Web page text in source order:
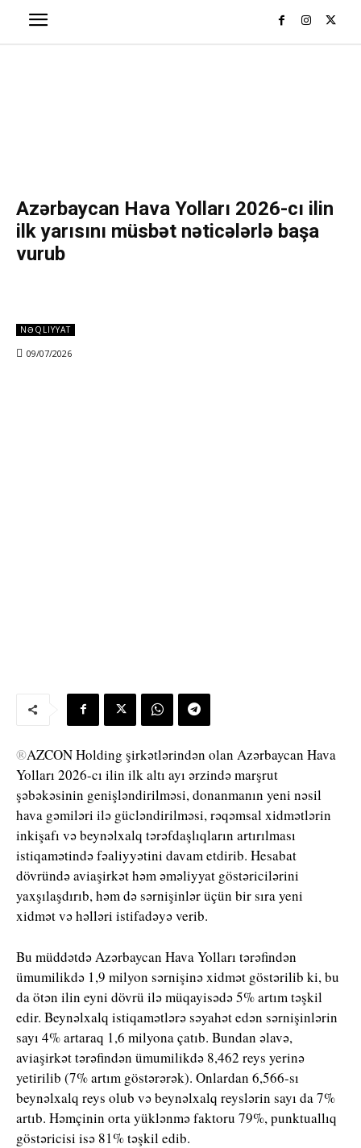
Azərbaycan Hava Yolları 2026-cı ilin
ilk yarısını müsbət nəticələrlə başa
vurub
NƏQLIYYAT
09/07/2026
®AZCON Holding şirkətlərindən olan Azərbaycan Hava
Yolları 2026-cı ilin ilk altı ayı ərzində marşrut
şəbəkəsinin genişləndirilməsi, donanmanın yeni nəsil
hava gəmiləri ilə gücləndirilməsi, rəqəmsal xidmətlərin
inkişafı və beynəlxalq tərəfdaşlıqların artırılması
istiqamətində fəaliyyətini davam etdirib. Hesabat
dövründə aviaşirkət həm əməliyyat göstəricilərini
yaxşılaşdırıb, həm də sərnişinlər üçün bir sıra yeni
xidmət və həlləri istifadəyə verib.
Bu müddətdə Azərbaycan Hava Yolları tərəfindən
ümumilikdə 1,9 milyon sərnişinə xidmət göstərilib ki, bu
da ötən ilin eyni dövrü ilə müqayisədə 5% artım təşkil
edir. Beynəlxalq istiqamətlərə səyahət edən sərnişinlərin
sayı 4% artaraq 1,6 milyona çatıb. Bundan əlavə,
aviaşirkət tərəfindən ümumilikdə 8,462 reys yerinə
yetirilib (7% artım göstərərək). Onlardan 6,566-sı
beynəlxalq reys olub və beynəlxalq reyslərin sayı da 7%
artıb. Həmçinin orta yüklənmə faktoru 79%, punktuallıq
göstəricisi isə 81% təşkil edib.